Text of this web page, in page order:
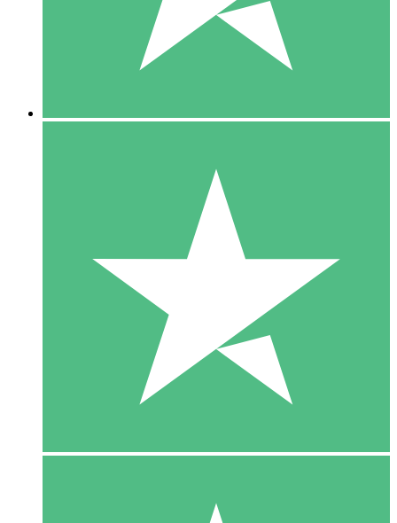
10 00
10 Téléchargements
20 00